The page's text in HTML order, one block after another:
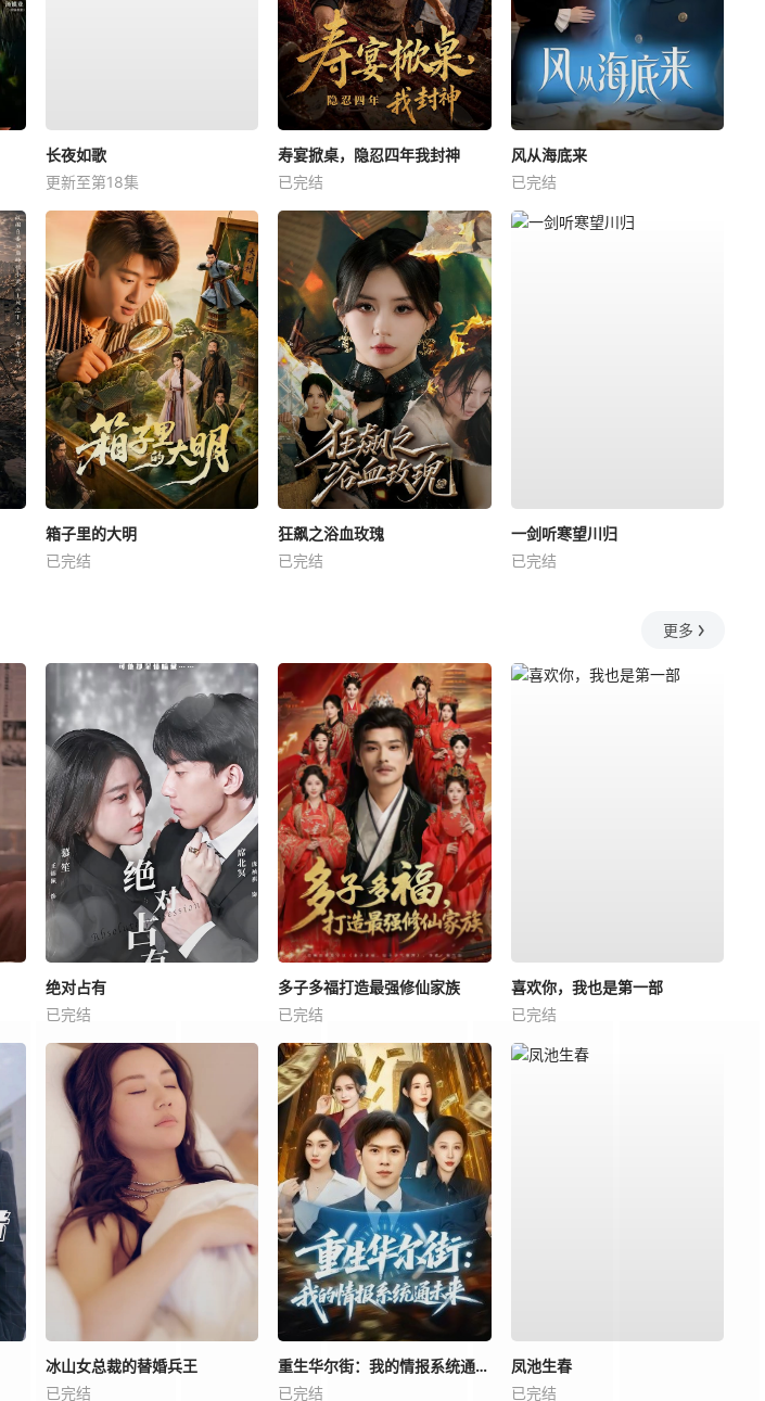
长夜如歌
更新至第18集
寿宴掀桌，隐忍四年我封神
已完结
风从海底来
已完结
箱子里的大明
已完结
狂飙之浴血玫瑰
已完结
一剑听寒望川归
已完结
更多
绝对占有
已完结
多子多福打造最强修仙家族
已完结
喜欢你，我也是第一部
已完结
冰山女总裁的替婚兵王
已完结
重生华尔街：我的情报系统通未来
已完结
凤池生春
已完结